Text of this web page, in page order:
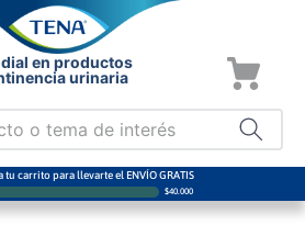
en productos
urinaria
tu carrito para llevarte el ENVÍO GRATIS
$40.000